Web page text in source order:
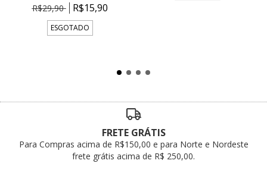
R$29,90
R$15,90
ESGOTADO
FRETE GRÁTIS
Para Compras acima de R$150,00 e para Norte e Nordeste
frete grátis acima de R$ 250,00.